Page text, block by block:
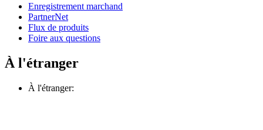
Enregistrement marchand
PartnerNet
Flux de produits
Foire aux questions
À l'étranger
À l'étranger: